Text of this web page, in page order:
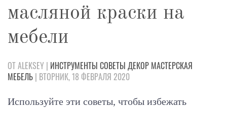
масляной краски на
мебели
ОТ ALEKSEY | ИНСТРУМЕНТЫ СОВЕТЫ ДЕКОР МАСТЕРСКАЯ
МЕБЕЛЬ | ВТОРНИК, 18 ФЕВРАЛЯ 2020
Используйте эти советы, чтобы избежать